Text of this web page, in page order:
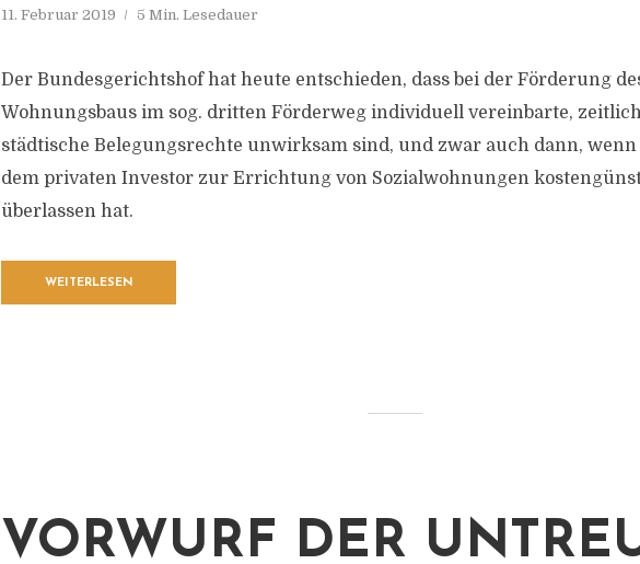
11. Februar 2019 5 Min. Lesedauer
Der Bundesgerichtshof hat heute entschieden, dass bei der Förderung
Wohnungsbaus im sog. dritten Förderweg individuell vereinbarte,
städtische Belegungsrechte unwirksam sind, und zwar auch dann,
dem privaten Investor zur Errichtung von Sozialwohnungen
überlassen hat.
WEITERLESEN
VORWURF DER